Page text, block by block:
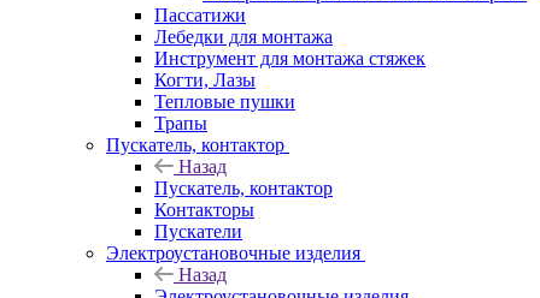
Пассатижи
Лебедки для монтажа
Инструмент для монтажа стяжек
Когти, Лазы
Тепловые пушки
Трапы
Пускатель, контактор
Назад
Пускатель, контактор
Контакторы
Пускатели
Электроустановочные изделия
Назад